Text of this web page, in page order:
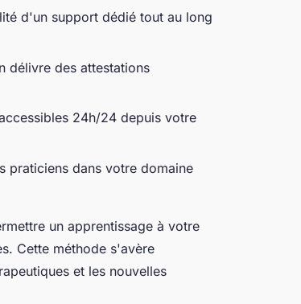
d'un support dédié tout au long
délivre des attestations
24h/24 depuis votre
praticiens dans votre domaine
un apprentissage à votre
Cette méthode s'avère
et les nouvelles